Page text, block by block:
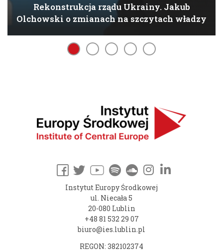
Rekonstrukcja rządu Ukrainy. Jakub
Olchowski o zmianach na szczytach władzy
Instytut Europy Środkowej
ul. Niecała 5
20-080 Lublin
+48 81 532 29 07
biuro@ies.lublin.pl
REGON: 382102374